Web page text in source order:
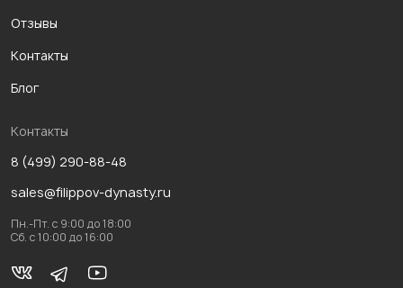
Отзывы
Контакты
Блог
Контакты
8 (499) 290-88-48
sales@filippov-dynasty.ru
Пн.-Пт. с 9:00 до 18:00
Сб. с 10:00 до 16:00